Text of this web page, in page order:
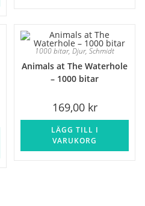
1000 bitar, Djur, Schmidt
Animals at The Waterhole
– 1000 bitar
169,00 kr
LÄGG TILL I
VARUKORG